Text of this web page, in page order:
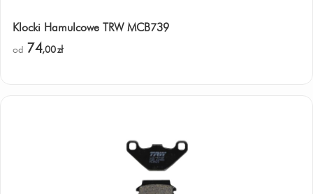
Klocki Hamulcowe TRW MCB739
od 74,00zł